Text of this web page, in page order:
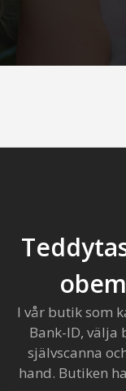
I vår butik som
Bank-ID, välja
självscanna
hand. Butiken